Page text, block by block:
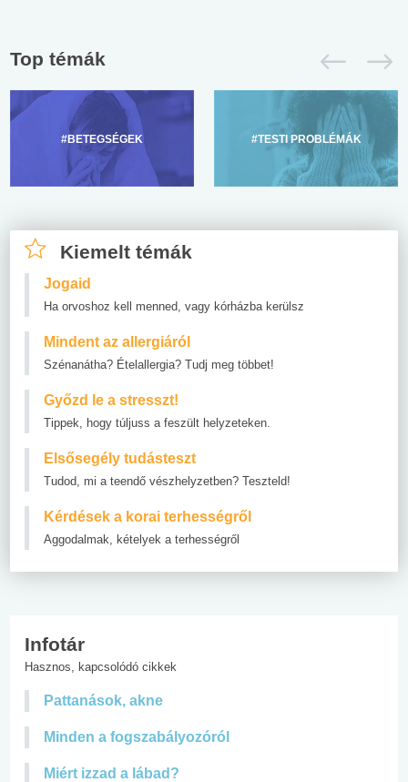
Top témák
#BETEGSÉGEK #TESTI PROBLÉMÁK
Kiemelt témák
Jogaid
Ha orvoshoz kell menned, vagy kórházba kerülsz
Mindent az allergiáról
Szénanátha? Ételallergia? Tudj meg többet!
Győzd le a stresszt!
Tippek, hogy túljuss a feszült helyzeteken.
Elsősegély tudásteszt
Tudod, mi a teendő vészhelyzetben? Teszteld!
Kérdések a korai terhességről
Aggodalmak, kételyek a terhességről
Infotár
Hasznos, kapcsolódó cikkek
Pattanások, akne
Minden a fogszabályozóról
Miért izzad a lábad?